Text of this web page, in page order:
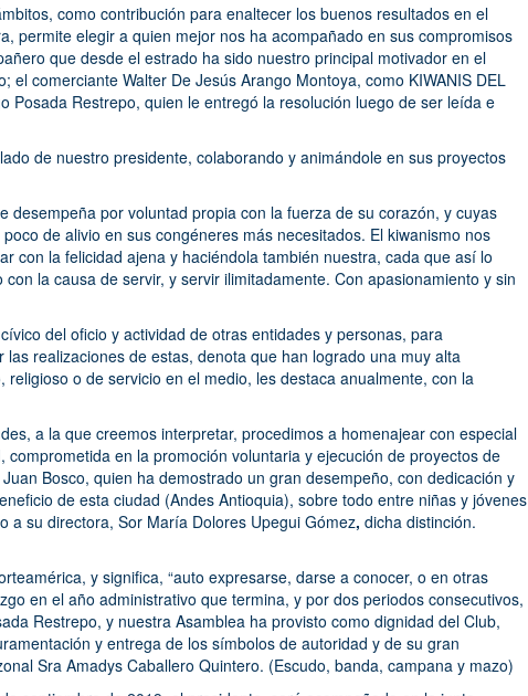
como contribución para enaltecer los buenos resultados en el
permite elegir a quien mejor nos ha acompañado en sus compromisos
que desde el estrado ha sido nuestro principal motivador en el
el comerciante Walter De Jesús Arango Montoya, como KIWANIS DEL
Posada Restrepo, quien le entregó la resolución luego de ser leída e
de nuestro presidente, colaborando y animándole en sus proyectos
desempeña por voluntad propia con la fuerza de su corazón, y cuyas
de alivio en sus congéneres más necesitados. El kiwanismo nos
con la felicidad ajena y haciéndola también nuestra, cada que así lo
la causa de servir, y servir ilimitadamente. Con apasionamiento y sin
del oficio y actividad de otras entidades y personas, para
realizaciones de estas, denota que han logrado una muy alta
o de servicio en el medio, les destaca anualmente, con la
a la que creemos interpretar, procedimos a homenajear con especial
en la promoción voluntaria y ejecución de proyectos de
Bosco, quien ha demostrado un gran desempeño, con dedicación y
de esta ciudad (Andes Antioquia), sobre todo entre niñas y jóvenes
a su directora, Sor María Dolores Upegui Gómez, dicha distinción.
y significa, “auto expresarse, darse a conocer, o en otras
en el año administrativo que termina, y por dos periodos consecutivos,
Restrepo, y nuestra Asamblea ha provisto como dignidad del Club,
y entrega de los símbolos de autoridad y de su gran
Sra Amadys Caballero Quintero. (Escudo, banda, campana y mazo)